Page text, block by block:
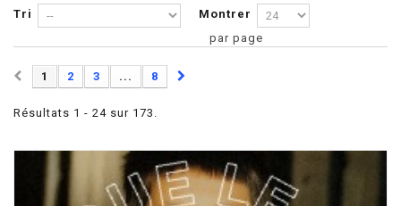
Tri
Montrer
par page
1 2 3 ... 8
Résultats 1 - 24 sur 173.